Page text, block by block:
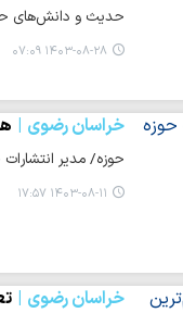
حدیث و دانش‌های
۱۴۰۳-۰۸-۲۸ ۰۷:۰۹
خراسان رضوی
حوزه/ مدیر
۱۴۰۳-۰۸-۱۱ ۱۷:۵۷
خراسان رضوی